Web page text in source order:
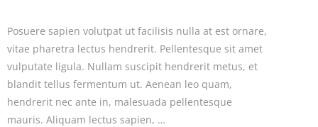
Posuere sapien volutpat ut facilisis nulla at est ornare,
vitae pharetra lectus hendrerit. Pellentesque sit amet
vulputate ligula. Nullam suscipit hendrerit metus, et
blandit tellus fermentum ut. Aenean leo quam,
hendrerit nec ante in, malesuada pellentesque
mauris. Aliquam lectus sapien, …